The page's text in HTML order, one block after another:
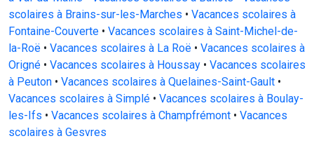
scolaires à Brains-sur-les-Marches • Vacances scolaires à
Fontaine-Couverte • Vacances scolaires à Saint-Michel-de-
la-Roë • Vacances scolaires à La Roë • Vacances scolaires à
Origné • Vacances scolaires à Houssay • Vacances scolaires
à Peuton • Vacances scolaires à Quelaines-Saint-Gault •
Vacances scolaires à Simplé • Vacances scolaires à Boulay-
les-Ifs • Vacances scolaires à Champfrémont • Vacances
scolaires à Gesvres